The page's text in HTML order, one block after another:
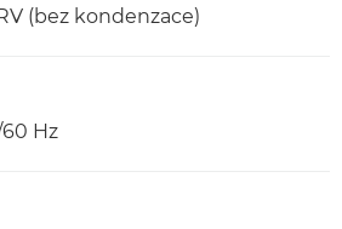
(bez kondenzace)
60 Hz